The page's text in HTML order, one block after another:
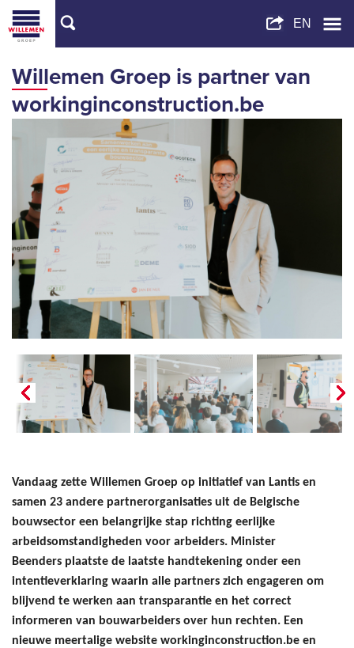
Willemen Groep is partner van
workinginconstruction.be
Vandaag zette Willemen Groep op initiatief van Lantis en
samen 23 andere partnerorganisaties uit de Belgische
bouwsector een belangrijke stap richting eerlijke
arbeidsomstandigheden voor arbeiders. Minister
Beenders plaatste de laatste handtekening onder een
intentieverklaring waarin alle partners zich engageren om
blijvend te werken aan transparantie en het correct
informeren van bouwarbeiders over hun rechten. Een
nieuwe meertalige website workinginconstruction.be en